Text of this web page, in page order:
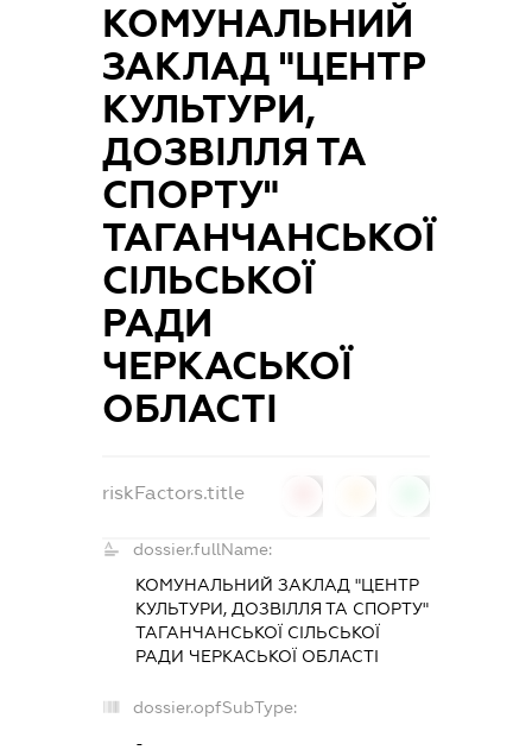
КОМУНАЛЬНИЙ
ЗАКЛАД "ЦЕНТР
КУЛЬТУРИ,
ДОЗВІЛЛЯ ТА
СПОРТУ"
ТАГАНЧАНСЬКОЇ
СІЛЬСЬКОЇ
РАДИ
ЧЕРКАСЬКОЇ
ОБЛАСТІ
riskFactors.title
dossier.fullName:
КОМУНАЛЬНИЙ ЗАКЛАД "ЦЕНТР
КУЛЬТУРИ, ДОЗВІЛЛЯ ТА СПОРТУ"
ТАГАНЧАНСЬКОЇ СІЛЬСЬКОЇ
РАДИ ЧЕРКАСЬКОЇ ОБЛАСТІ
dossier.opfSubType:
-